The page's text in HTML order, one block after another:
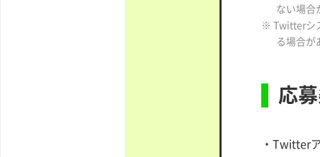
ない場合
※ Twitterシ
る場合が
応
・Twitter